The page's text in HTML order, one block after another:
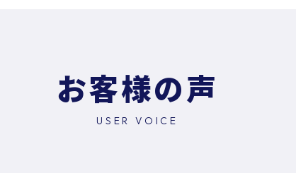
お客様の声
USER VOICE